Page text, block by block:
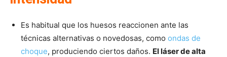
Es habitual que los huesos reaccionen ante las
técnicas alternativas o novedosas, como ondas de
choque, produciendo ciertos daños. El láser de alta